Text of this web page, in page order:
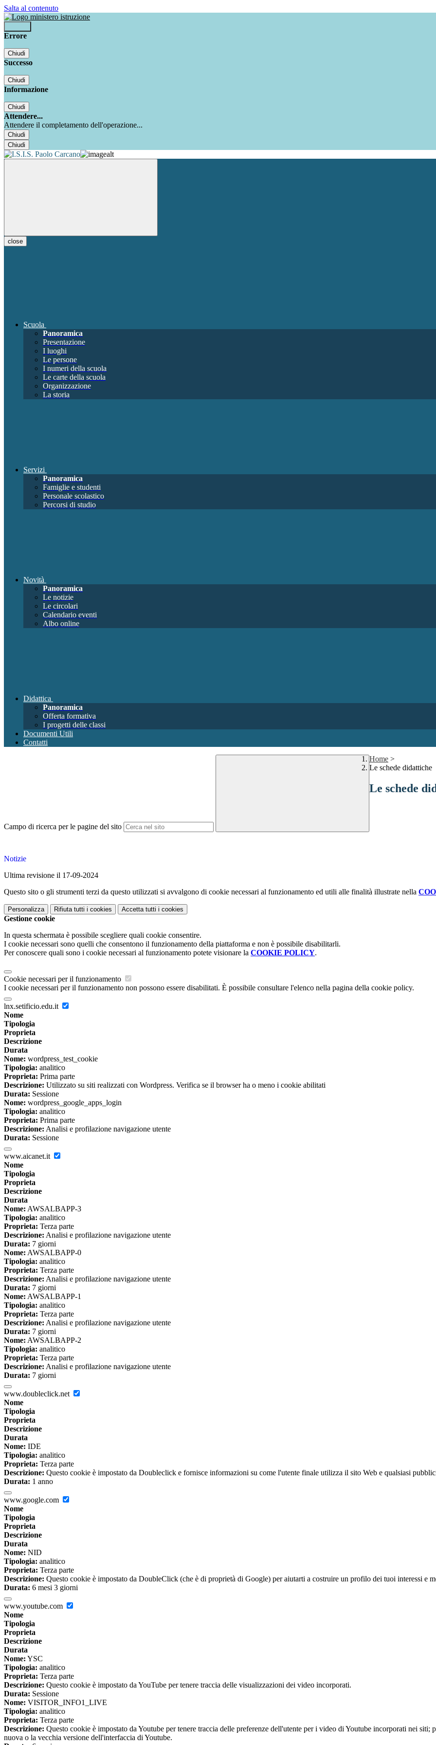
Salta al contenuto
Errore
Chiudi
Successo
Chiudi
Informazione
Chiudi
Attendere...
Attendere il completamento dell'operazione...
Chiudi
Chiudi
close
Scuola
Panoramica
Presentazione
I luoghi
Le persone
I numeri della scuola
Le carte della scuola
Organizzazione
La storia
Servizi
Panoramica
Famiglie e studenti
Personale scolastico
Percorsi di studio
Novità
Panoramica
Le notizie
Le circolari
Calendario eventi
Albo online
Didattica
Panoramica
Offerta formativa
I progetti delle classi
Documenti Utili
Contatti
Campo di ricerca per le pagine del sito
Home >
Le schede didattiche
Le schede
Notizie
Ultima revisione il 17-09-2024
Questo sito o gli strumenti terzi da questo utilizzati si avvalgono di cookie necessari al funzionamento ed utili alle finalità illustrate nella
Personalizza Rifiuta tutti i cookies Accetta tutti i cookies
Gestione cookie
In questa schermata è possibile scegliere quali cookie consentire.
I cookie necessari sono quelli che consentono il funzionamento della piattaforma e non è possibile disabilitarli.
Per conoscere quali sono i cookie necessari al funzionamento potete visionare la COOKIE POLICY.
Cookie necessari per il funzionamento
I cookie necessari per il funzionamento non possono essere disabilitati. È possibile consultare l'elenco nella pagina della cookie policy.
lnx.setificio.edu.it
Nome
Tipologia
Proprieta
Descrizione
Durata
Nome: wordpress_test_cookie
Tipologia: analitico
Proprieta: Prima parte
Descrizione: Utilizzato su siti realizzati con Wordpress. Verifica se il browser ha o meno i cookie abilitati
Durata: Sessione
Nome: wordpress_google_apps_login
Tipologia: analitico
Proprieta: Prima parte
Descrizione: Analisi e profilazione navigazione utente
Durata: Sessione
www.aicanet.it
Nome
Tipologia
Proprieta
Descrizione
Durata
Nome: AWSALBAPP-3
Tipologia: analitico
Proprieta: Terza parte
Descrizione: Analisi e profilazione navigazione utente
Durata: 7 giorni
Nome: AWSALBAPP-0
Tipologia: analitico
Proprieta: Terza parte
Descrizione: Analisi e profilazione navigazione utente
Durata: 7 giorni
Nome: AWSALBAPP-1
Tipologia: analitico
Proprieta: Terza parte
Descrizione: Analisi e profilazione navigazione utente
Durata: 7 giorni
Nome: AWSALBAPP-2
Tipologia: analitico
Proprieta: Terza parte
Descrizione: Analisi e profilazione navigazione utente
Durata: 7 giorni
www.doubleclick.net
Nome
Tipologia
Proprieta
Descrizione
Durata
Nome: IDE
Tipologia: analitico
Proprieta: Terza parte
Descrizione: Questo cookie è impostato da Doubleclick e fornisce informazioni su come l'utente finale utilizza il sito Web e qualsiasi
Durata: 1 anno
www.google.com
Nome
Tipologia
Proprieta
Descrizione
Durata
Nome: NID
Tipologia: analitico
Proprieta: Terza parte
Descrizione: Questo cookie è impostato da DoubleClick (che è di proprietà di Google) per aiutarti a costruire un profilo dei tuoi interessi e
Durata: 6 mesi 3 giorni
www.youtube.com
Nome
Tipologia
Proprieta
Descrizione
Durata
Nome: YSC
Tipologia: analitico
Proprieta: Terza parte
Descrizione: Questo cookie è impostato da YouTube per tenere traccia delle visualizzazioni dei video incorporati.
Durata: Sessione
Nome: VISITOR_INFO1_LIVE
Tipologia: analitico
Proprieta: Terza parte
Descrizione: Questo cookie è impostato da Youtube per tenere traccia delle preferenze dell'utente per i video di Youtube incorporati nei
nuova o la vecchia versione dell'interfaccia di Youtube.